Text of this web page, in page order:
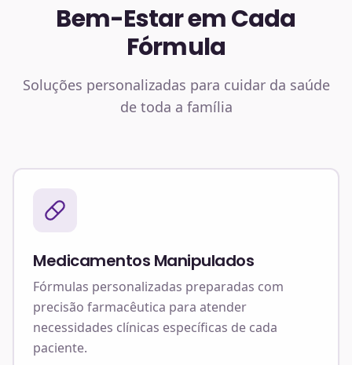
Bem-Estar em Cada
Fórmula
Soluções personalizadas para cuidar da saúde
de toda a família
Medicamentos Manipulados
Fórmulas personalizadas preparadas com
precisão farmacêutica para atender
necessidades clínicas específicas de cada
paciente.